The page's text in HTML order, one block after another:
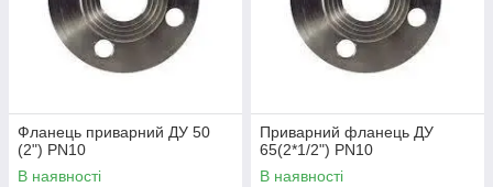
Фланець приварний ДУ 50
(2") PN10
В наявності
Приварний фланець ДУ
65(2*1/2") PN10
В наявності